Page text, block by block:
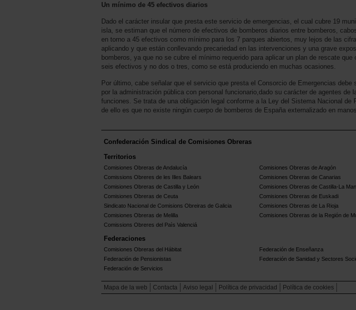
Un mínimo de 45 efectivos diarios
Dado el carácter insular que presta este servicio de emergencias, el cual cubre 19
isla, se estiman que el número de efectivos de bomberos diarios entre bomberos,
en torno a 45 efectivos como mínimo para los 7 parques abiertos, muy lejos de las
aplicando y que están conllevando precariedad en las intervenciones y una grave
bomberos, ya que no se cubre el mínimo requerido para aplicar un plan de rescate que
seis efectivos y no dos o tres, como se está produciendo en muchas ocasiones.
Por último, cabe señalar que el servicio que presta el Consorcio de Emergencias debe
por la administración pública con personal funcionario,dado su carácter de agentes de
funciones. Se trata de una obligación legal conforme a la Ley del Sistema Nacional de
de ello es que no existe ningún cuerpo de bomberos de España externalizado en
Confederación Sindical de Comisiones Obreras
Territorios
Comisiones Obreras de Andalucía Comisiones Obreras de Aragón
Comissions Obreres de les Illes Balears
Comisiones Obreras de Canarias
Comisiones Obreras de Castilla y León
Comisiones Obreras de Castilla-La
Comisiones Obreras de Ceuta
Comisiones Obreras de Euskadi
Sindicato Nacional de Comisions Obreiras de Galicia
Comisiones Obreras de La Rioja
Comisiones Obreras de Melilla
Comisiones Obreras de la Región de
Comissions Obreres del Paìs Valenciá
Federaciones
Comisiones Obreras del Hábitat Federación de Enseñanza
Federación de Pensionistas
Federación de Sanidad y Sectores
Federación de Servicios
Mapa de la web Contacta Aviso legal Política de privacidad Política de cookies